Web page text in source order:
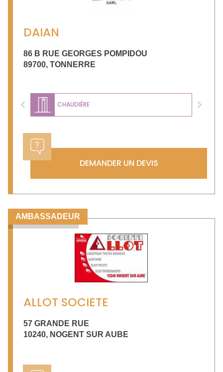
DAIAN
86 B RUE GEORGES POMPIDOU
89700, TONNERRE
CHAUDIÈRE
Previous Next
DEMANDER UN DEVIS
AMBASSADEUR
ALLOT SOCIETE
57 GRANDE RUE
10240, NOGENT SUR AUBE